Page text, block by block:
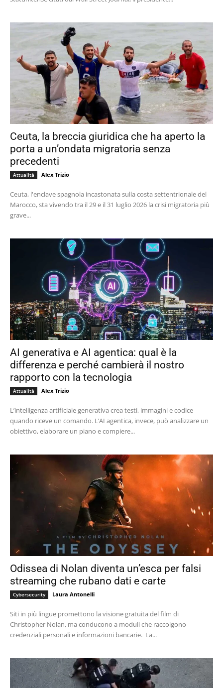
Ceuta, la breccia giuridica che ha aperto la
porta a un’ondata migratoria senza
precedenti
Attualità Alex Trizio
Ceuta, l'enclave spagnola incastonata sulla costa settentrionale del
Marocco, sta vivendo tra il 29 e il 31 luglio 2026 la crisi migratoria più
grave...
AI generativa e AI agentica: qual è la
differenza e perché cambierà il nostro
rapporto con la tecnologia
Attualità Alex Trizio
L’intelligenza artificiale generativa crea testi, immagini e codice
quando riceve un comando. L’AI agentica, invece, può analizzare un
obiettivo, elaborare un piano e compiere...
Odissea di Nolan diventa un’esca per falsi
streaming che rubano dati e carte
Cybersecurity Laura Antonelli
Siti in più lingue promettono la visione gratuita del film di
Christopher Nolan, ma conducono a moduli che raccolgono
credenziali personali e informazioni bancarie. La...